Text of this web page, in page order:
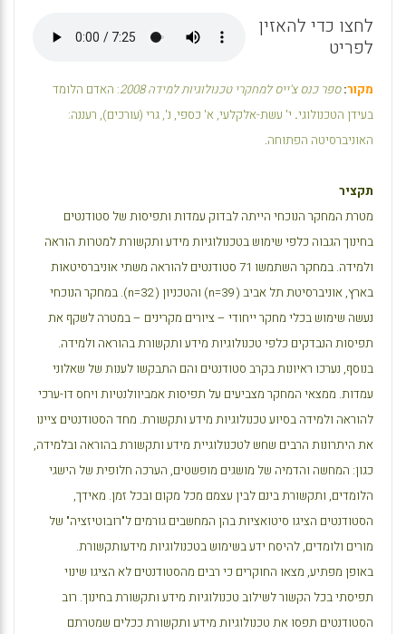
p
k
לחצו כדי להאזין
לפריט
מקור:ספר כנס צ'ייס למחקרי טכנולוגיות למידה 2008
: האדם הלומד
בעידן הטכנולוגי. י' עשת-אלקלעי, א' כספי, נ', גרי (עורכים), רעננה:
האוניברסיטה הפתוחה.
תקציר
מטרת המחקר הנוכחי הייתה לבדוק עמדות ותפיסות של סטודנטים
בחינוך הגבוה כלפי שימוש בטכנולוגיות מידע ותקשורת למטרות הוראה
ולמידה. במחקר השתמשו 71 סטודנטים להוראה משתי אוניברסיטאות
בארץ, אוניברסיטת תל אביב (n=39) והטכניון (n=32). במחקר הנוכחי
נעשה שימוש בכלי מחקר ייחודי – ציורים מקרינים – במטרה לשקף את
תפיסות הנבדקים כלפי טכנולוגיות מידע ותקשורת בהוראה ולמידה.
בנוסף, נערכו ראיונות בקרב סטודנטים והם התבקשו לענות של שאלוני
עמדות. ממצאי המחקר מצביעים על תפיסות אמביוולנטיות ויחס דו-ערכי
להוראה ולמידה בסיוע טכנולוגיות מידע ותקשורת. מחד הסטודנטים ציינו
את היתרונות הרבים שחש לטכנולוגיית מידע ותקשורת בהוראה ובלמידה,
כגון: המחשה והדמיה של מושגים מופשטים, הערכה חלופית של הישגי
הלומדים, ותקשורת בינם לבין עצמם מכל מקום ובכל זמן. מאידך,
הסטודנטים הציגו סיטואציות בהן המחשבים גורמים ל"רובוטיזציה" של
מורים ולומדים, להיסח ידע בשימוש בטכנולוגיות מידעותקשורת.
באופן מפתיע, מצאו החוקרים כי רבים מהסטודנטים לא הציגו שינוי
תפיסתי בכל הקשור לשילוב טכנולוגיות מידע ותקשורת בחינוך. רוב
הסטודנטים תפסו את טכנולוגיות מידע ותקשורת ככלים שמטרתם